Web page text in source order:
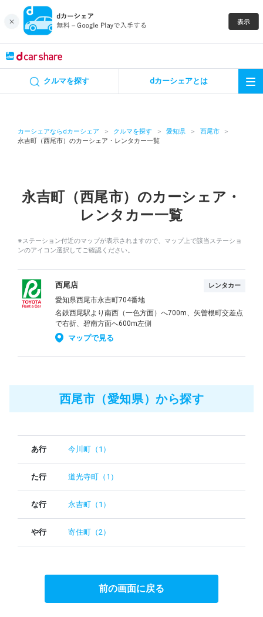
クルマを探す dカーシェアとは
カーシェアならdカーシェア クルマを探す 愛知県
西尾市
永吉町（西尾市）のカーシェア・レンタカー一覧
永吉町（西尾市）のカーシェア・
レンタカー一覧
※ステーション付近のマップが表示されますので、マップ上で該当ステーショ
ンのアイコン選択してご確認ください。
西尾店 レンタカー
愛知県西尾市永吉町704番地
名鉄西尾駅より南西（一色方面）へ700m、矢曽根町交差点
で右折、碧南方面へ600m左側
マップで見る
西尾市（愛知県）から探す
あ行 今川町（1）
た行 道光寺町（1）
な行 永吉町（1）
や行 寄住町（2）
前の画面に戻る
カーシェア
特集
アプリの使い方